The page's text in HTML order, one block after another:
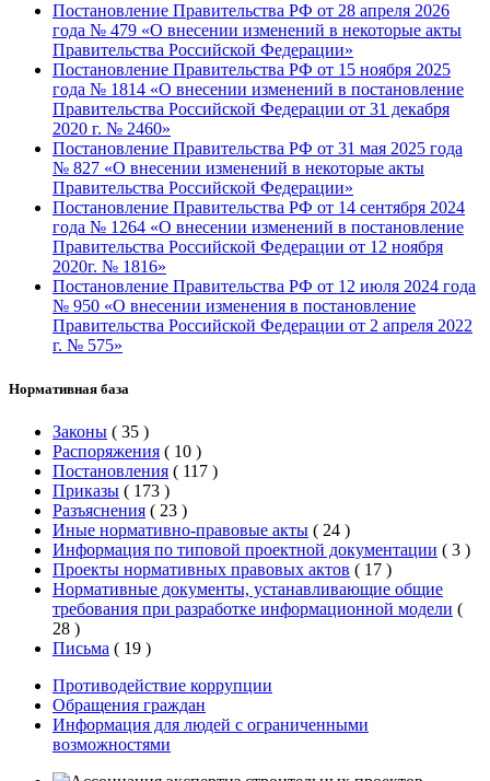
Постановление Правительства РФ от 28 апреля 2026
года № 479 «О внесении изменений в некоторые акты
Правительства Российской Федерации»
Постановление Правительства РФ от 15 ноября 2025
года № 1814 «О внесении изменений в постановление
Правительства Российской Федерации от 31 декабря
2020 г. № 2460»
Постановление Правительства РФ от 31 мая 2025 года
№ 827 «О внесении изменений в некоторые акты
Правительства Российской Федерации»
Постановление Правительства РФ от 14 сентября 2024
года № 1264 «О внесении изменений в постановление
Правительства Российской Федерации от 12 ноября
2020г. № 1816»
Постановление Правительства РФ от 12 июля 2024 года
№ 950 «О внесении изменения в постановление
Правительства Российской Федерации от 2 апреля 2022
г. № 575»
Нормативная база
Законы ( 35 )
Распоряжения ( 10 )
Постановления ( 117 )
Приказы ( 173 )
Разъяснения ( 23 )
Иные нормативно-правовые акты ( 24 )
Информация по типовой проектной документации ( 3 )
Проекты нормативных правовых актов ( 17 )
Нормативные документы, устанавливающие общие
требования при разработке информационной модели (
28 )
Письма ( 19 )
Противодействие коррупции
Обращения граждан
Информация для людей с ограниченными
возможностями